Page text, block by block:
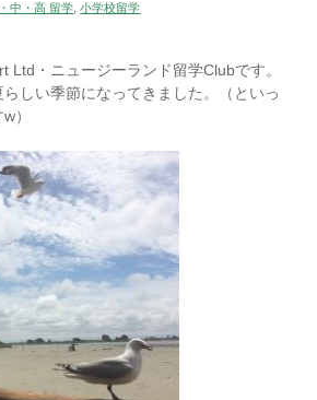
中・高 留学 ,小学校留学
Ltd・ニュージーランド留学Clubです。
しい季節になってきました。（といっ
）